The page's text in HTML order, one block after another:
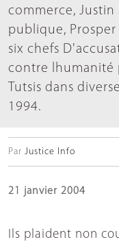
commerce,
publique,
six chefs
contre lhumanité
Tutsis dans
1994.
Par Justice Info
21 janvier 2004
Ils plaident non